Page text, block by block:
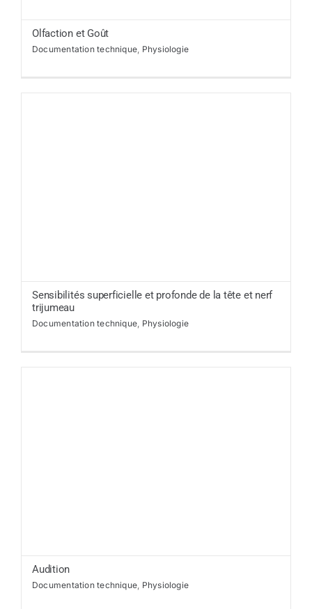
Olfaction et Goût
Documentation technique Physiologie
Sensibilités superficielle et profonde de la tête et nerf
trijumeau
Documentation technique Physiologie
Audition
Documentation technique, Physiologie